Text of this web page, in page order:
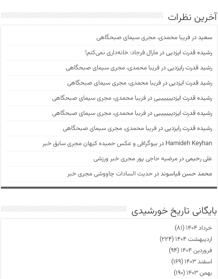
آخرین نظرات
سعیددرفریبا محمدی، مجری سیمای صبحگاهی
رشیده قدرت ایزدییدرمارال فرجاد: خانه‌داری نمی‌کنم!
رشید قدرت رایزدییدرفریبا محمدی، مجری سیمای صبحگاهی
رشید قدرت ایزدییدرفریبا محمدی، مجری سیمای صبحگاهی
رشیده قدرت ایزدیییییییدرفریبا محمدی، مجری سیمای صبحگاهی
رشیده قدرت ایزدیییییییدرفریبا محمدی، مجری سیمای صبحگاهی
رشیده قدرت رایزدییدرفریبا محمدی، مجری سیمای صبحگاهی
Hamideh Keyhan در بیوگرافی و عکس حمیده کیهان مجری سابق خبر
علی رحیمیدرمرضیه حاجی پور مجری خبر ورزشی
محمد حسن قیاسونددر حدیث السادات چاووشی مجری خبر
بایگانی تاریخ خورشیدی
خرداد ۱۴۰۴
(۸۱)
اردیبهشت ۱۴۰۴
(۲۲۴)
فروردین ۱۴۰۴
(۹۴)
اسفند ۱۴۰۳
(۱۶۹)
بهمن ۱۴۰۳
(۱۹۰)